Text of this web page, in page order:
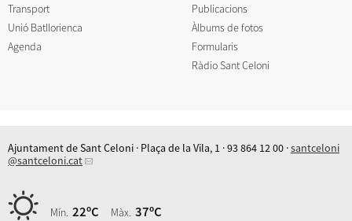
Transport
Unió Batllorienca
Agenda
Publicacions
Àlbums de fotos
Formularis
Ràdio Sant Celoni
Ajuntament de Sant Celoni · Plaça de la Vila, 1 · 93 864 12 00 ·santceloni
@santceloni.cat
Mín. 22ºC Màx. 37ºC